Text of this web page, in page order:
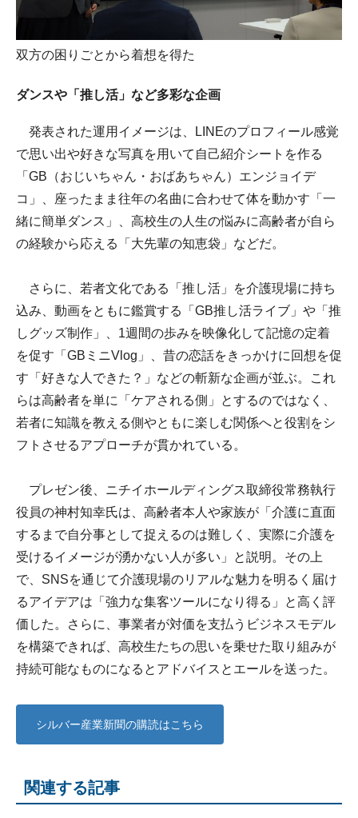
双方の困りごとから着想を得た
ダンスや「推し活」など多彩な企画
発表された運用イメージは、LINEのプロフィール感覚
で思い出や好きな写真を用いて自己紹介シートを作る
「GB（おじいちゃん・おばあちゃん）エンジョイデ
コ」、座ったまま往年の名曲に合わせて体を動かす「一
緒に簡単ダンス」、高校生の人生の悩みに高齢者が自ら
の経験から応える「大先輩の知恵袋」などだ。
さらに、若者文化である「推し活」を介護現場に持ち
込み、動画をともに鑑賞する「GB推し活ライブ」や「推
しグッズ制作」、1週間の歩みを映像化して記憶の定着
を促す「GBミニVlog」、昔の恋話をきっかけに回想を促
す「好きな人できた？」などの斬新な企画が並ぶ。これ
らは高齢者を単に「ケアされる側」とするのではなく、
若者に知識を教える側やともに楽しむ関係へと役割をシ
フトさせるアプローチが貫かれている。
プレゼン後、ニチイホールディングス取締役常務執行
役員の神村知幸氏は、高齢者本人や家族が「介護に直面
するまで自分事として捉えるのは難しく、実際に介護を
受けるイメージが湧かない人が多い」と説明。その上
で、SNSを通じて介護現場のリアルな魅力を明るく届け
るアイデアは「強力な集客ツールになり得る」と高く評
価した。さらに、事業者が対価を支払うビジネスモデル
を構築できれば、高校生たちの思いを乗せた取り組みが
持続可能なものになるとアドバイスとエールを送った。
シルバー産業新聞の購読はこちら
関連する記事